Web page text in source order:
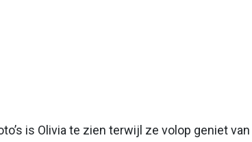
is Olivia te zien terwijl ze volop geniet